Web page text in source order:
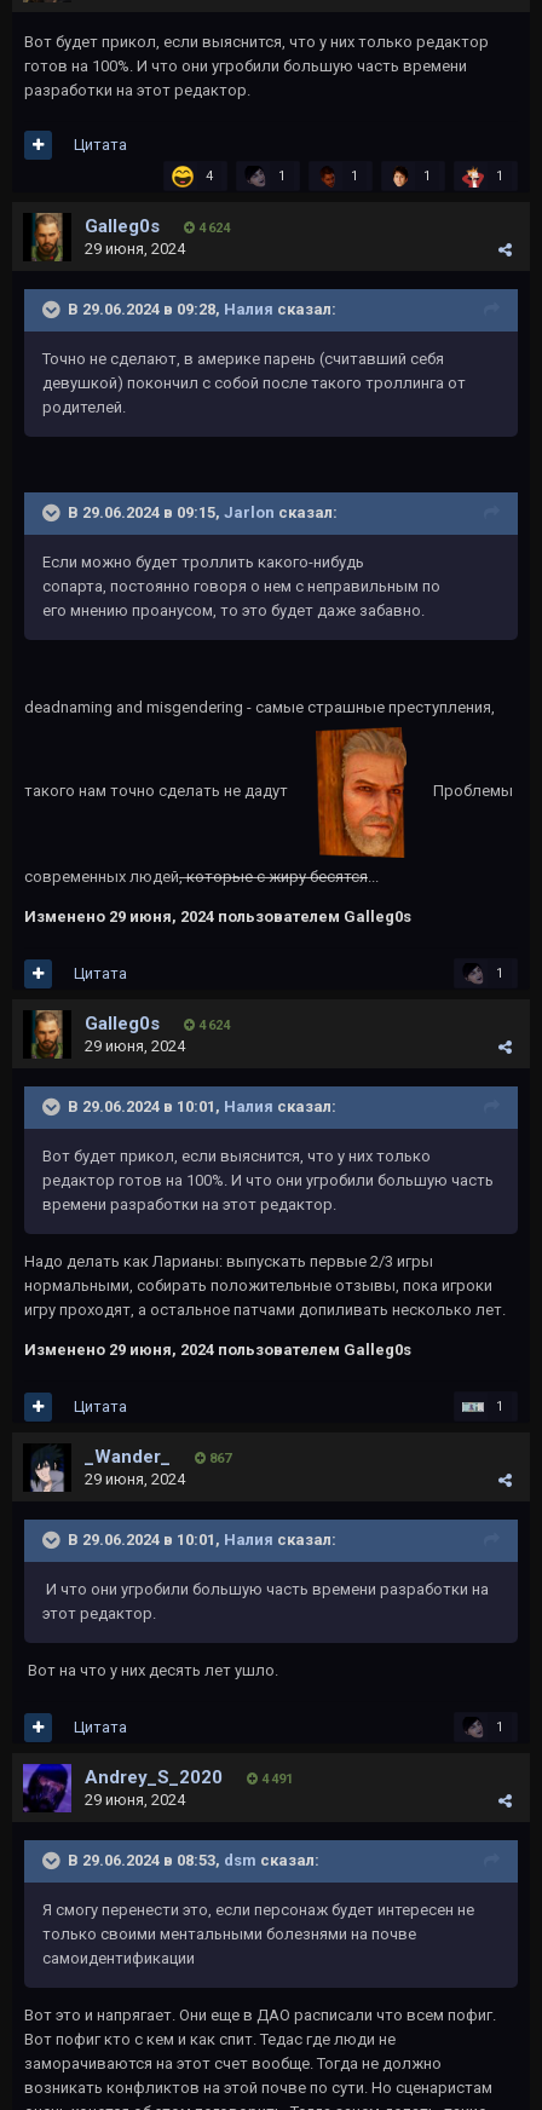
Вот будет прикол, если выяснится, что у них только редактор
готов на 100%. И что они угробили большую часть времени
разработки на этот редактор.
4 1 1 1 1
Цитата
Galleg0s 4 624
29 июня, 2024
В 29.06.2024 в 09:28, Налия сказал:
Точно не сделают, в америке парень (считавший себя
девушкой) покончил с собой после такого троллинга от
родителей.
В 29.06.2024 в 09:15, Jarlon сказал:
Если можно будет троллить какого-нибудь
сопарта, постоянно говоря о нем с неправильным по
его мнению проанусом, то это будет даже забавно.
deadnaming and misgendering - самые страшные преступления,
такого нам точно сделать не дадут Проблемы
современных людей, которые с жиру бесятся...
Изменено 29 июня, 2024 пользователем Galleg0s
1
Цитата
Galleg0s 4 624
29 июня, 2024
В 29.06.2024 в 10:01, Налия сказал:
Вот будет прикол, если выяснится, что у них только
редактор готов на 100%. И что они угробили большую часть
времени разработки на этот редактор.
Надо делать как Ларианы: выпускать первые 2/3 игры
нормальными, собирать положительные отзывы, пока игроки
игру проходят, а остальное патчами допиливать несколько лет.
Изменено 29 июня, 2024 пользователем Galleg0s
1
Цитата
_Wander_ 867
29 июня, 2024
В 29.06.2024 в 10:01, Налия сказал:
И что они угробили большую часть времени разработки на
этот редактор.
Вот на что у них десять лет ушло.
1
Цитата
Andrey_S_2020 4 491
29 июня, 2024
В 29.06.2024 в 08:53, dsm сказал:
Я смогу перенести это, если персонаж будет интересен не
только своими ментальными болезнями на почве
самоидентификации
Вот это и напрягает. Они еще в ДАО расписали что всем пофиг.
Вот пофиг кто с кем и как спит. Тедас где люди не
заморачиваются на этот счет вообще. Тогда не должно
возникать конфликтов на этой почве по сути. Но сценаристам